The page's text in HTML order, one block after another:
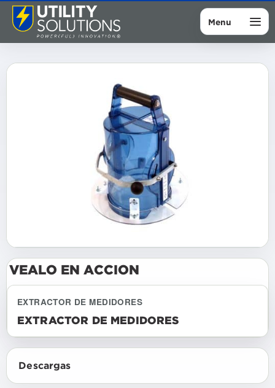
Menu
VEALO EN ACCION
EXTRACTOR DE MEDIDORES
EXTRACTOR DE MEDIDORES
Descargas